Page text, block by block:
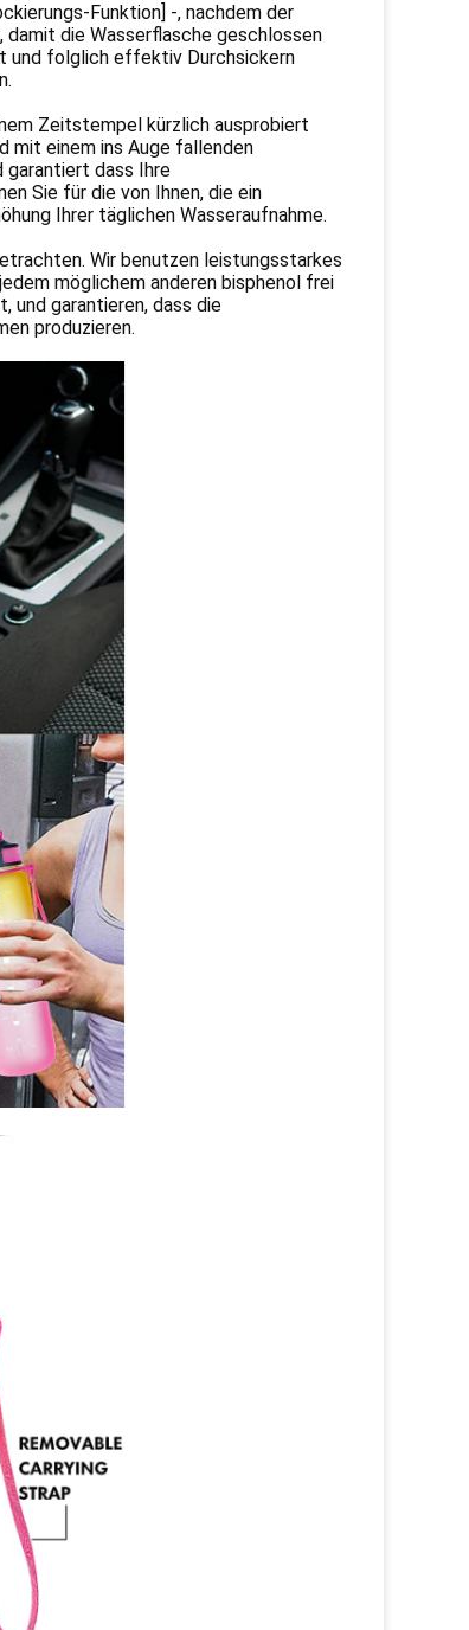
Funktion] -, nachdem der
die Wasserflasche geschlossen
und folglich effektiv Durchsickern
Zeitstempel kürzlich ausprobiert
mit einem ins Auge fallenden
garantiert dass Ihre
Sie für die von Ihnen, die ein
Ihrer täglichen Wasseraufnahme.
Wir benutzen leistungsstarkes
möglichem anderen bisphenol frei
und garantieren, dass die
produzieren.